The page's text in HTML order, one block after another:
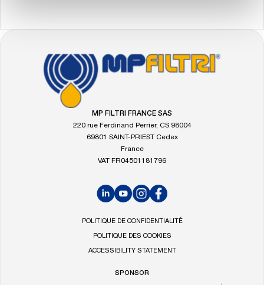
FOOTER
Allez
à
la
page
d'accueil
MP FILTRI FRANCE SAS
220 rue Ferdinand Perrier, CS 98004
69801 SAINT-PRIEST Cedex
France
VAT FR04501181796
LinkedInYouTubeInstagramFacebook
POLITIQUE DE CONFIDENTIALITÉ
POLITIQUE DES COOKIES
ACCESSIBILITY STATEMENT
SPONSOR